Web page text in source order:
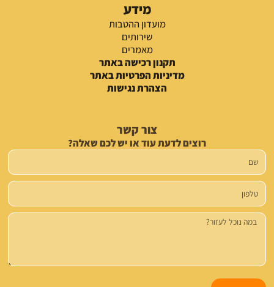
מידע
מועדון ההטבות
שירותים
מאמרים
תקנון רכישה באתר
מדיניות הפרטיות באתר
הצהרת נגישות
צור קשר
רוצים לדעת עוד או יש לכם שאלה?
שם
טלפון
הודעה